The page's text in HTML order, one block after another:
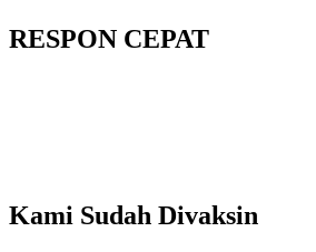
RESPON CEPAT
Kami Sudah Divaksin